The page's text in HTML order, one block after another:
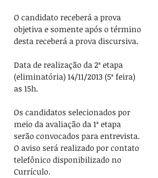
O candidato receberá a prova
objetiva e somente após o término
desta receberá a prova discursiva.
Data de realização da 2ª etapa
(eliminatória) 14/11/2013 (5ª feira)
as 15h.
Os candidatos selecionados por
meio da avaliação da 1ª etapa
serão convocados para entrevista.
O aviso será realizado por contato
telefônico disponibilizado no
Currículo.